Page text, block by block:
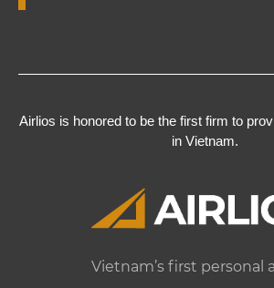
Airlios is honored to be the first firm to
in Vietnam.
Vietnam’s first personal